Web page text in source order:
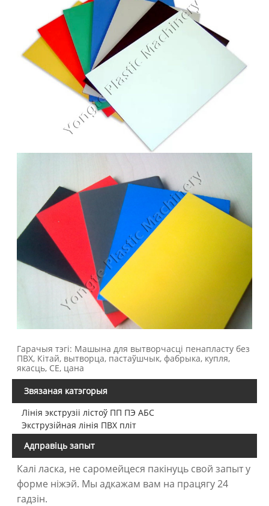
Гарачыя тэгі: Машына для вытворчасці пенапласту без
ПВХ, Кітай, вытворца, пастаўшчык, фабрыка, купля,
якасць, CE, цана
Звязаная катэгорыя
Лінія экструзіі лістоў ПП ПЭ АБС
Экструзійная лінія ПВХ пліт
Адправіць запыт
Калі ласка, не саромейцеся пакінуць свой запыт у
форме ніжэй. Мы адкажам вам на працягу 24
гадзін.